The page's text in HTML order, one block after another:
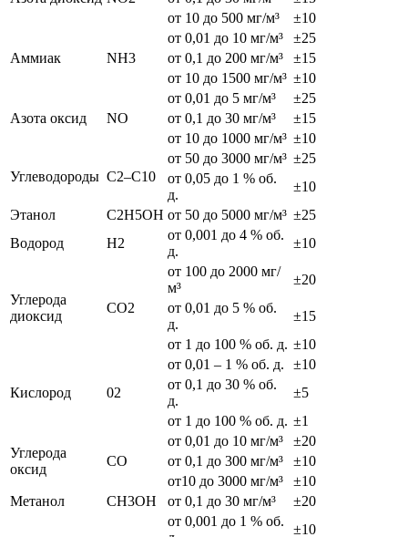
от 10 до 500 мг/м³
±10
Аммиак NH3
от 0,01 до 10 мг/м³
±25
от 0,1 до 200 мг/м³
±15
от 10 до 1500 мг/м³ ±10
Азота оксид NO
от 0,01 до 5 мг/м³
±25
от 0,1 до 30 мг/м³
±15
от 10 до 1000 мг/м³ ±10
Углеводороды С2–С10
от 50 до 3000 мг/м³ ±25
от 0,05 до 1 % об.
д.
±10
Этанол
C2H5OH от 50 до 5000 мг/м³ ±25
Водород
H2
от 0,001 до 4 % об.
д.
±10
Углерода
диоксид
СО2
от 100 до 2000 мг/
м³
±20
от 0,01 до 5 % об.
д.
±15
от 1 до 100 % об. д. ±10
Кислород 02
от 0,01 – 1 % об. д.
±10
от 0,1 до 30 % об.
д.
±5
от 1 до 100 % об. д. ±1
Углерода
оксид
СО
от 0,01 до 10 мг/м³
±20
от 0,1 до 300 мг/м³
±10
от10 до 3000 мг/м³
±10
Метанол
CH3OH от 0,1 до 30 мг/м³
±20
от 0,001 до 1 % об.
±10